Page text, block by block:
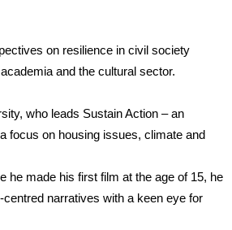
on resilience in civil society
and the cultural sector.
who leads Sustain Action – an
focus on housing issues, climate and
he made his first film at the age of 15, he
narratives with a keen eye for